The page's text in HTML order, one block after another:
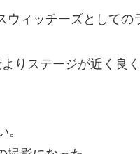
ィッチーズとしての
りステージが近く良く